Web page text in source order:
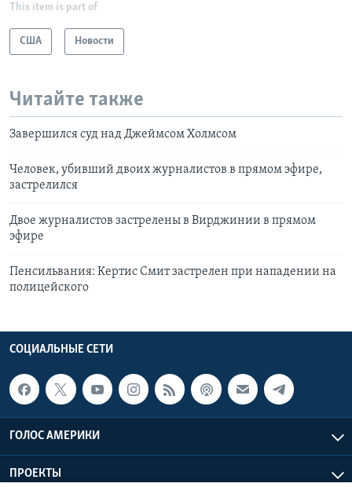
This item is part of
США Новости
Читайте также
Завершился суд над Джеймсом Холмсом
Человек, убивший двоих журналистов в прямом эфире,
застрелился
Двое журналистов застрелены в Вирджинии в прямом
эфире
Пенсильвания: Кертис Смит застрелен при нападении на
полицейского
СОЦИАЛЬНЫЕ СЕТИ
ГОЛОС АМЕРИКИ
ПРОЕКТЫ